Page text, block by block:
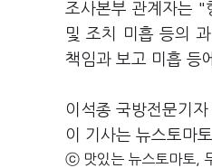
조사본부 관계자는 "
및 조치 미흡 등의
책임과 보고 미흡 등
이석종 국방전문기
이 기사는 뉴스토마
ⓒ 맛있는 뉴스토마토,